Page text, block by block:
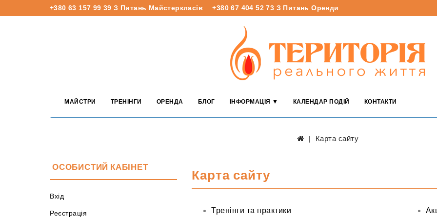
+380 63 157 99 39 З Питань Майстеркласів +380 67 404 52 73 З Питань Оренди
МАЙСТРИ ТРЕНІНГИ ОРЕНДА БЛОГ ІНФОРМАЦІЯ ▼ КАЛЕНДАР ПОДІЙ КОНТАКТИ
Карта сайту
ОСОБИСТИЙ КАБІНЕТ
Вхід
Реєстрація
Карта сайту
Тренінги та практики